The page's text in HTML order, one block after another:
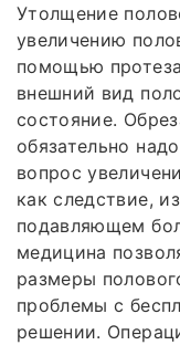
Утолщение
увеличению
помощью
внешний вид
состояние.
обязательно
вопрос
как следствие,
подавляющем
медицина
размеры
проблемы с
решении.